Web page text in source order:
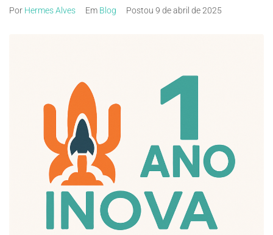
Por Hermes Alves Em Blog Postou 9 de abril de 2025